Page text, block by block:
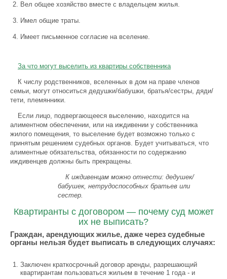
Вел общее хозяйство вместе с владельцем жилья.
Имел общие траты.
Имеет письменное согласие на вселение.
За что могут выселить из квартиры собственника
К числу родственников, вселенных в дом на праве членов
семьи, могут относиться дедушки/бабушки, братья/сестры, дяди/
тети, племянники.
Если лицо, подвергающееся выселению, находится на
алиментном обеспечении, или на иждивении у собственника
жилого помещения, то выселение будет возможно только с
принятым решением судебных органов. Будет учитываться, что
алиментные обязательства, обязанности по содержанию
иждивенцев должны быть прекращены.
К иждивенцам можно отнести: дедушек/
бабушек, нетрудоспособных братьев или
сестер.
Квартиранты с договором — почему суд может
их не выписать?
Граждан, арендующих жилье, даже через судебные
органы нельзя будет выписать в следующих случаях:
Заключен краткосрочный договор аренды, разрешающий
квартирантам пользоваться жильем в течение 1 года - и